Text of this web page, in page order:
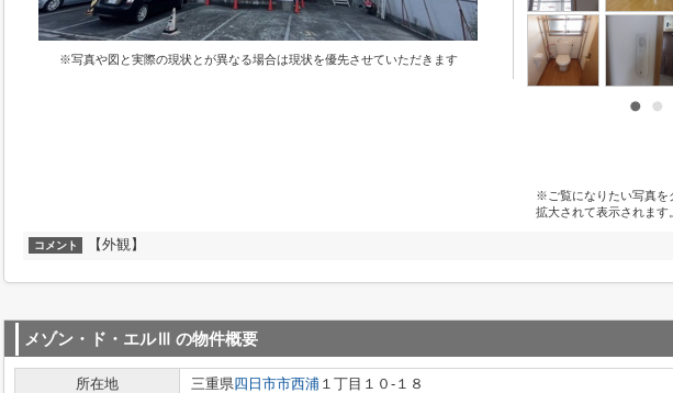
※写真や図と実際の現状とが異なる場合は現状を優先させていただきます
※ご覧になりたい写真を
拡大されて表示されます。
コメント 【外観】
メゾン・ド・エルⅢ の物件概要
所在地 三重県四日市市西浦 １丁目１０-１８